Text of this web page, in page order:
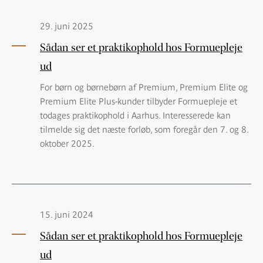
29. juni 2025
Sådan ser et praktikophold hos Formuepleje
ud
For børn og børnebørn af Premium, Premium Elite og
Premium Elite Plus-kunder tilbyder Formuepleje et
todages praktikophold i Aarhus. Interesserede kan
tilmelde sig det næste forløb, som foregår den 7. og 8.
oktober 2025.
15. juni 2024
Sådan ser et praktikophold hos Formuepleje
ud